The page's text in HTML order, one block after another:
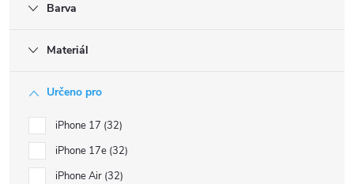
Barva
Materiál
Určeno pro
iPhone 17 32
iPhone 17e 32
iPhone Air 32